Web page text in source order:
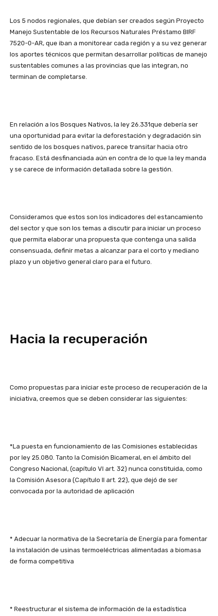
Los 5 nodos regionales, que debían ser creados según Proyecto
Manejo Sustentable de los Recursos Naturales Préstamo BIRF
7520-0-AR, que iban a monitorear cada región y a su vez generar
los aportes técnicos que permitan desarrollar políticas de manejo
sustentables comunes a las provincias que las integran, no
terminan de completarse.
En relación a los Bosques Nativos, la ley 26.331que debería ser
una oportunidad para evitar la deforestación y degradación sin
sentido de los bosques nativos, parece transitar hacia otro
fracaso. Está desfinanciada aún en contra de lo que la ley manda
y se carece de información detallada sobre la gestión.
Consideramos que estos son los indicadores del estancamiento
del sector y que son los temas a discutir para iniciar un proceso
que permita elaborar una propuesta que contenga una salida
consensuada, definir metas a alcanzar para el corto y mediano
plazo y un objetivo general claro para el futuro.
Hacia la recuperación
Como propuestas para iniciar este proceso de recuperación de la
iniciativa, creemos que se deben considerar las siguientes:
*La puesta en funcionamiento de las Comisiones establecidas
por ley 25.080. Tanto la Comisión Bicameral, en el ámbito del
Congreso Nacional, (capítulo VI art. 32) nunca constituida, como
la Comisión Asesora (Capítulo II art. 22), que dejó de ser
convocada por la autoridad de aplicación
* Adecuar la normativa de la Secretaría de Energía para fomentar
la instalación de usinas termoeléctricas alimentadas a biomasa
de forma competitiva
* Reestructurar el sistema de información de la estadística